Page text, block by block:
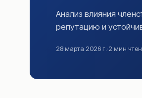
Анализ влияния
репутацию и
28 марта 2026 г.·2 мин